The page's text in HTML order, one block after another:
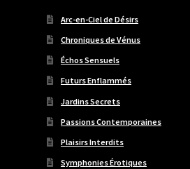
Arc-en-Ciel de Désirs
Chroniques de Vénus
Échos Sensuels
Futurs Enflammés
Jardins Secrets
Passions Contemporaines
Plaisirs Interdits
Symphonies Érotiques